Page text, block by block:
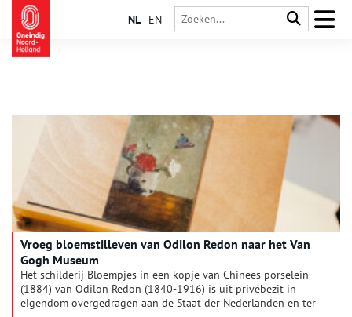
NL EN
Vroeg bloemstilleven van Odilon Redon naar het Van
Gogh Museum
Het schilderij Bloempjes in een kopje van Chinees porselein
(1884) van Odilon Redon (1840-1916) is uit privébezit in
eigendom overgedragen aan de Staat der Nederlanden en ter